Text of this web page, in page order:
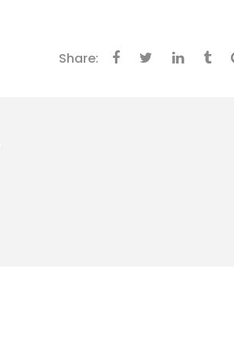
Share: